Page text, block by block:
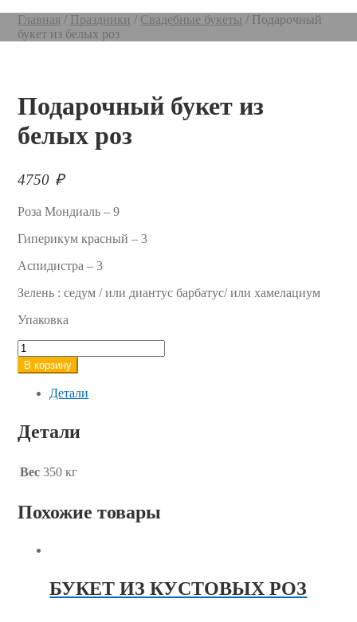
Главная / Праздники / Свадебные букеты / Подарочный
букет из белых роз
Подарочный букет из
белых роз
4750 ₽
Роза Мондиаль – 9
Гиперикум красный – 3
Аспидистра – 3
Зелень : седум / или диантус барбатус/ или хамелациум
Упаковка
Количество
товара
Подарочный
букет
роз
В корзину
Детали
Детали
Вес 350 кг
Похожие товары
БУКЕТ ИЗ КУСТОВЫХ РОЗ